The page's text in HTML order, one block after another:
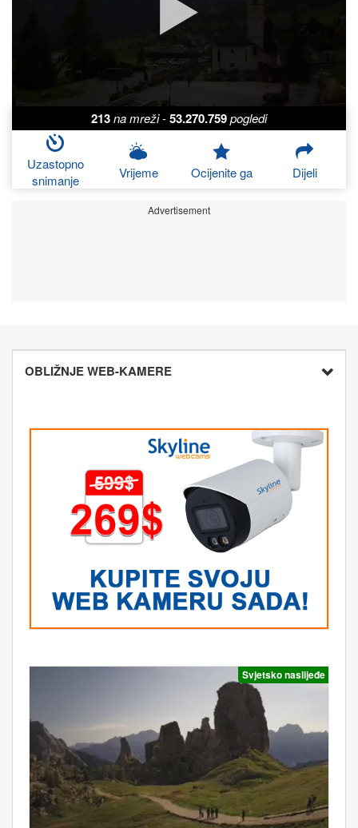
213na mreži-53.270.759pogledi
Uzastopno
snimanje
Vrijeme Ocijenite ga Dijeli
Advertisement
OBLIŽNJE WEB-KAMERE
Svjetsko naslijeđe